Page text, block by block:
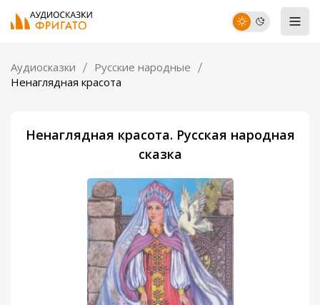
Аудиосказки
Русские народные
Ненаглядная красота
Ненаглядная красота. Русская народная
сказка